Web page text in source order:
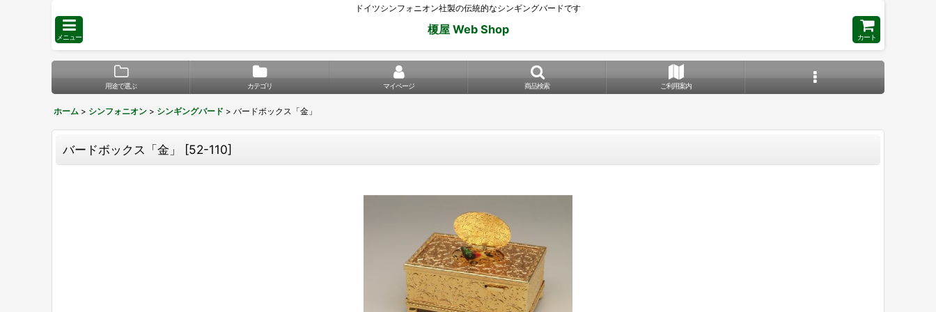
ドイツシンフォニオン社製の伝統的なシンギングバードです
メニュー
榎屋 Web Shop
カート
用途で選ぶ カテゴリ マイページ 商品検索 ご利用案内
ホーム > シンフォニオン > シンギングバード > バードボックス「金」
バードボックス「金」 [52-110]